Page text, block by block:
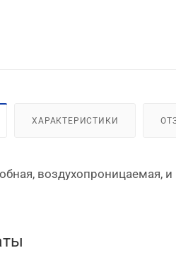
ХАРАКТЕРИСТИКИ
воздухопроницаемая,